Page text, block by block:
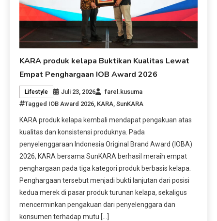
KARA produk kelapa Buktikan Kualitas Lewat
Empat Penghargaan IOB Award 2026
Lifestyle Juli 23, 2026
farel.kusuma
Tagged IOB Award 2026 KARA ,SunKARA
KARA produk kelapa kembali mendapat pengakuan atas
kualitas dan konsistensi produknya. Pada
penyelenggaraan Indonesia Original Brand Award (IOBA)
2026, KARA bersama SunKARA berhasil meraih empat
penghargaan pada tiga kategori produk berbasis kelapa.
Penghargaan tersebut menjadi bukti lanjutan dari posisi
kedua merek di pasar produk turunan kelapa, sekaligus
mencerminkan pengakuan dari penyelenggara dan
konsumen terhadap mutu […]